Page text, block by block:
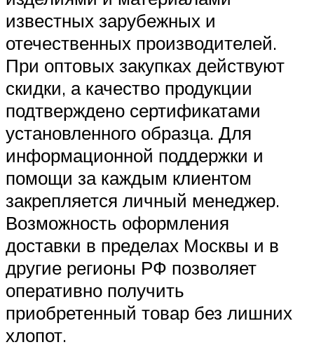
известных зарубежных и
отечественных производителей.
При оптовых закупках действуют
скидки, а качество продукции
подтверждено сертификатами
установленного образца. Для
информационной поддержки и
помощи за каждым клиентом
закрепляется личный менеджер.
Возможность оформления
доставки в пределах Москвы и в
другие регионы РФ позволяет
оперативно получить
приобретенный товар без лишних
хлопот.